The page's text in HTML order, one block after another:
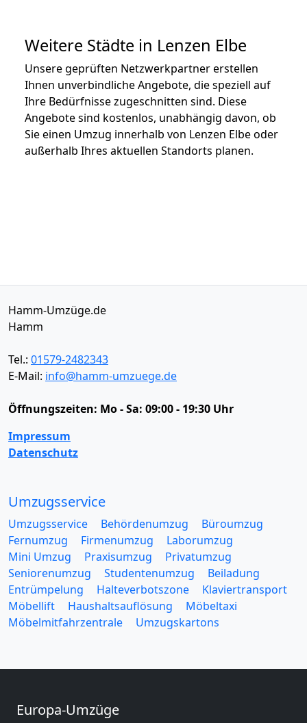
Weitere Städte in Lenzen Elbe
Unsere geprüften Netzwerkpartner erstellen
Ihnen unverbindliche Angebote, die speziell auf
Ihre Bedürfnisse zugeschnitten sind. Diese
Angebote sind kostenlos, unabhängig davon, ob
Sie einen Umzug innerhalb von Lenzen Elbe oder
außerhalb Ihres aktuellen Standorts planen.
Hamm-Umzüge.de
Hamm
Tel.: 01579-2482343
E-Mail: info@hamm-umzuege.de
Öffnungszeiten: Mo - Sa: 09:00 - 19:30 Uhr
Impressum
Datenschutz
Umzugsservice
Umzugsservice Behördenumzug
Büroumzug
Fernumzug
Firmenumzug
Laborumzug
Mini Umzug
Praxisumzug
Privatumzug
Seniorenumzug
Studentenumzug
Beiladung
Entrümpelung
Halteverbotszone
Klaviertransport
Möbellift
Haushaltsauflösung
Möbeltaxi
Möbelmitfahrzentrale
Umzugskartons
Europa-Umzüge